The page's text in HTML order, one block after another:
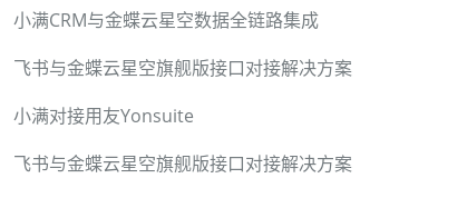
小满CRM与金蝶云星空数据全链路集成
飞书与金蝶云星空旗舰版接口对接解决方案
小满对接用友Yonsuite
飞书与金蝶云星空旗舰版接口对接解决方案